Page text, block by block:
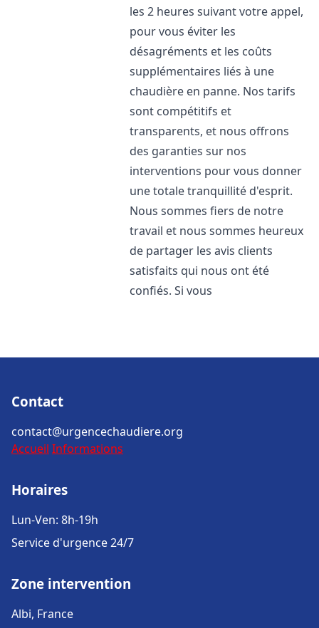
les 2 heures suivant votre appel,
pour vous éviter les
désagréments et les coûts
supplémentaires liés à une
chaudière en panne. Nos tarifs
sont compétitifs et
transparents, et nous offrons
des garanties sur nos
interventions pour vous donner
une totale tranquillité d'esprit.
Nous sommes fiers de notre
travail et nous sommes heureux
de partager les avis clients
satisfaits qui nous ont été
confiés. Si vous
Contact
contact@urgencechaudiere.org
Accueil Informations
Horaires
Lun-Ven: 8h-19h
Service d'urgence 24/7
Zone intervention
Albi, France